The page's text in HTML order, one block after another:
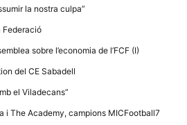
la nostra culpa”
Federació
sobre l’economia de l’FCF (I)
del CE Sabadell
el Viladecans”
i The Academy, campions MICFootball7
nostre lloc web
emmagatzemen
permeten que el
bé com sigui
rebutja
cookies
algunes